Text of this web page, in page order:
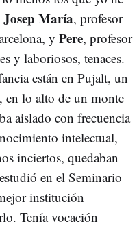
Josep María, profesor
y Pere, profesor
y laboriosos, tenaces.
están en Pujalt, un
en lo alto de un monte
aislado con frecuencia
intelectual,
inciertos, quedaban
en el Seminario
institución
Tenía vocación